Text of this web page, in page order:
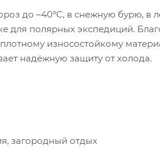
до –40°C, в снежную бурю, в
для полярных экспедиций.
износостойкому
надёжную защиту от холода.
загородный отдых